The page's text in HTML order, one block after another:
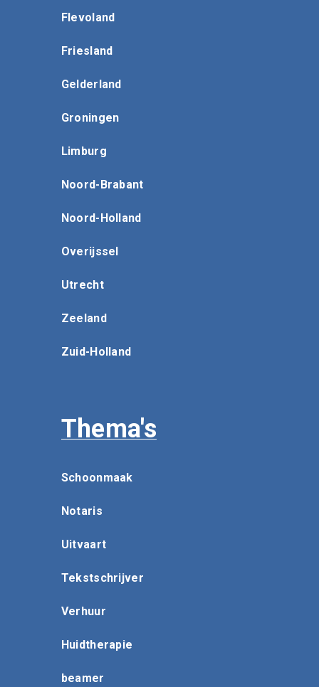
Flevoland
Friesland
Gelderland
Groningen
Limburg
Noord-Brabant
Noord-Holland
Overijssel
Utrecht
Zeeland
Zuid-Holland
Thema's
Schoonmaak
Notaris
Uitvaart
Tekstschrijver
Verhuur
Huidtherapie
beamer